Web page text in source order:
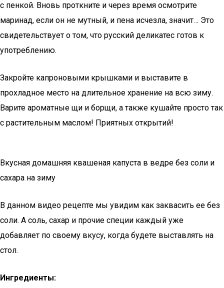
с пенкой. Вновь проткните и через время осмотрите
маринад, если он не мутный, и пена исчезла, значит… Это
свидетельствует о том, что русский деликатес готов к
употреблению.
Закройте капроновыми крышками и выставите в
прохладное место на длительное хранение на всю зиму.
Варите ароматные щи и борщи, а также кушайте просто так
с растительным маслом! Приятных открытий!
Вкусная домашняя квашеная капуста в ведре без соли и
сахара на зиму
В данном видео рецепте мы увидим как заквасить ее без
соли. А соль, сахар и прочие специи каждый уже
добавляет по своему вкусу, когда будете выставлять на
стол.
Ингредиенты: